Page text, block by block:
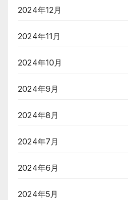
2024年12月
2024年11月
2024年10月
2024年9月
2024年8月
2024年7月
2024年6月
2024年5月